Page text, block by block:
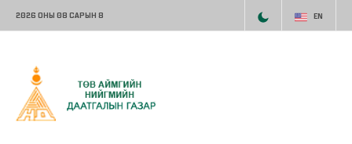
2026 ОНЫ 08 САРЫН 8 EN